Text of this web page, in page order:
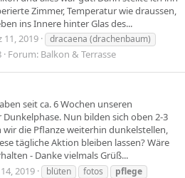
Zimmer, Temperatur wie draussen,
ins Innere hinter Glas des...
11, 2019
dracaena (drachenbaum)
Forum: Balkon & Terrasse
seit ca. 6 Wochen unseren
Nun bilden sich oben 2-3
die Pflanze weiterhin dunkelstellen,
tägliche Aktion bleiben lassen? Wäre
- Danke vielmals Grüß...
2019 blüten fotos
pflege